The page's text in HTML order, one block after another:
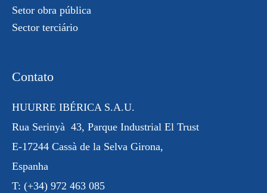
Setor obra pública
Sector terciário
Contato
HUURRE IBÉRICA S.A.U.
Rua Serinyà 43, Parque Industrial El Trust
E-17244 Cassà de la Selva Girona,
Espanha
T: (+34) 972 463 085